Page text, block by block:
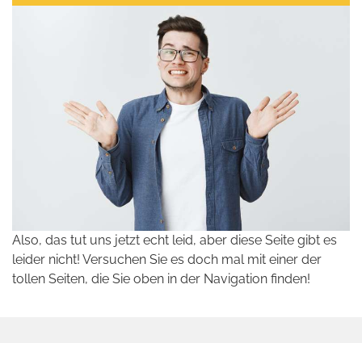
Also, das tut uns jetzt echt leid, aber diese Seite gibt es
leider nicht! Versuchen Sie es doch mal mit einer der
tollen Seiten, die Sie oben in der Navigation finden!